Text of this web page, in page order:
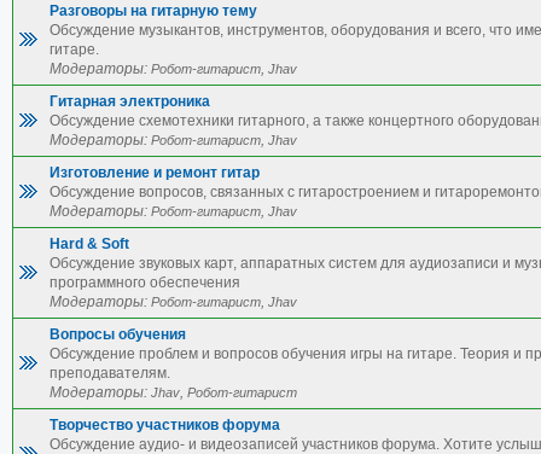
Разговоры на гитарную тему
Обсуждение музыкантов, инструментов, оборудования и всего, что
гитаре.
Модераторы: Робот-гитарист, Jhav
Гитарная электроника
Обсуждение схемотехники гитарного, а также концертного
Модераторы: Робот-гитарист, Jhav
Изготовление и ремонт гитар
Обсуждение вопросов, связанных с гитаростроением и
Модераторы: Робот-гитарист, Jhav
Hard & Soft
Обсуждение звуковых карт, аппаратных систем для аудиозаписи и
программного обеспечения
Модераторы: Робот-гитарист, Jhav
Вопросы обучения
Обсуждение проблем и вопросов обучения игры на гитаре. Теория и
преподавателям.
Модераторы: Jhav, Робот-гитарист
Творчество участников форума
Обсуждение аудио- и видеозаписей участников форума. Хотите